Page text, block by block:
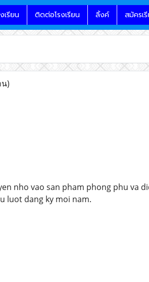
เรียน ติดต่อโรงเรียน ลิ้งค์ สมัครเ
)
nho vao san pham phong phu va
luot dang ky moi nam.